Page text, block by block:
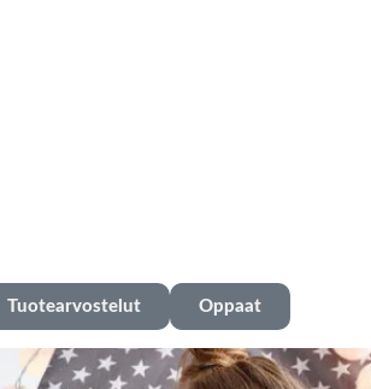
Tuotearvostelut Oppaat